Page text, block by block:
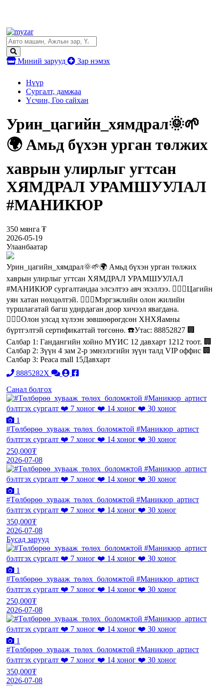
Миний зарууд Зар нэмэх
Нүүр
Сургалт, дамжаа
Үсчин, Гоо сайхан
Урин_цагийн_хямдрал🌞🌱
🌍 Амьд бүхэн урган төлжих
хаврын улирлыг угтсан
ХЯМДРАЛ УРАМШУУЛАЛ
#МАНИКЮР
350 мянга ₮
2026-05-19
Улаанбаатар
Урин_цагийн_хямдрал🌞🌱🌍 Амьд бүхэн урган төлжих
хаврын улирлыг угтсан ХЯМДРАЛ УРАМШУУЛАЛ
#МАНИКЮР сургалтандаа элсэлтээ авч эхэллээ. 💁🏻‍♀️Цагийн
уян хатан нөхцөлтэй. 💁🏻‍♀️Мэргэжлийн олон жилийн
туршлагатай багш удирдаган доор хичээл явагдана.
💁🏻‍♀️Олон улсад хүлээн зөвшөөрөгдсөн ХНХЯамны
бүртгэлтэй сертификаттай төгсөнө. ☎️Утас: 88852827 🏢
Салбар 1: Гандангийн хойно МҮИС 12 давхарт 1212 тоот. 🏢
Салбар 2: Зүүн 4 зам 2-р эмнэлэгийн зүүн талд VIP оффис 🏢
Салбар 3: Peaca mall 15Давхарт
8885282X
Санал болгох
1
#Төлбөрөө_хувааж_төлөх_боломжтой #Маникюр_артист
бэлтгэх сургалт ❤️ 7 хоног ❤️ 14 хоног ❤️ 30 хоног
250,000₮
2026-07-08
1
#Төлбөрөө_хувааж_төлөх_боломжтой #Маникюр_артист
бэлтгэх сургалт ❤️ 7 хоног ❤️ 14 хоног ❤️ 30 хоног
350,000₮
2026-07-08
Бусад зарууд
1
#Төлбөрөө_хувааж_төлөх_боломжтой #Маникюр_артист
бэлтгэх сургалт ❤️ 7 хоног ❤️ 14 хоног ❤️ 30 хоног
250,000₮
2026-07-08
1
#Төлбөрөө_хувааж_төлөх_боломжтой #Маникюр_артист
бэлтгэх сургалт ❤️ 7 хоног ❤️ 14 хоног ❤️ 30 хоног
350,000₮
2026-07-08